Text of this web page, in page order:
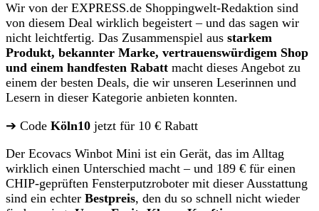
Wir von der EXPRESS.de Shoppingwelt-Redaktion sind
von diesem Deal wirklich begeistert – und das sagen wir
nicht leichtfertig. Das Zusammenspiel aus starkem
Produkt, bekannter Marke, vertrauenswürdigem Shop
und einem handfesten Rabatt macht dieses Angebot zu
einem der besten Deals, die wir unseren Leserinnen und
Lesern in dieser Kategorie anbieten konnten.
➔ Code Köln10 jetzt für 10 € Rabatt
Der Ecovacs Winbot Mini ist ein Gerät, das im Alltag
wirklich einen Unterschied macht – und 189 € für einen
CHIP-geprüften Fensterputzroboter mit dieser Ausstattung
sind ein echter Bestpreis, den du so schnell nicht wieder